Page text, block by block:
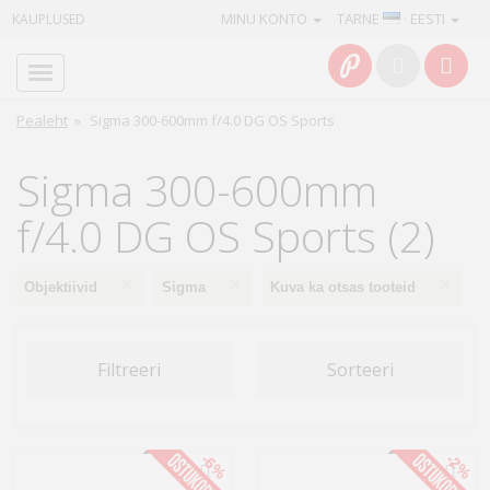
KAUPLUSED TARNE · EESTI
MINU KONTO
Pealeht » Sigma 300-600mm f/4.0 DG OS Sports
Sigma 300-600mm
f/4.0 DG OS Sports (2)
Objektiivid Sigma Kuva ka otsas tooteid
Filtreeri Sorteeri
-6% -2%
Info
Kaamerad